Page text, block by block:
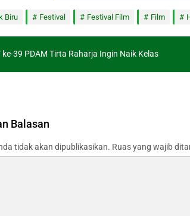
Biru Festival Festival Film Film
ke-39 PDAM Tirta Raharja Ingin Naik Kelas
Balasan
tidak akan dipublikasikan. Ruas yang wajib